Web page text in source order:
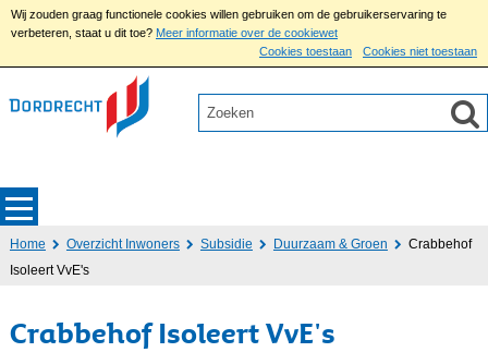
Wij zouden graag functionele cookies willen gebruiken om de gebruikerservaring te
verbeteren, staat u dit toe? Meer informatie over de cookiewet
Cookies toestaan
Cookies niet toestaan
Home Overzicht Inwoners Subsidie Duurzaam & Groen
Crabbehof
Isoleert VvE's
Crabbehof Isoleert VvE's